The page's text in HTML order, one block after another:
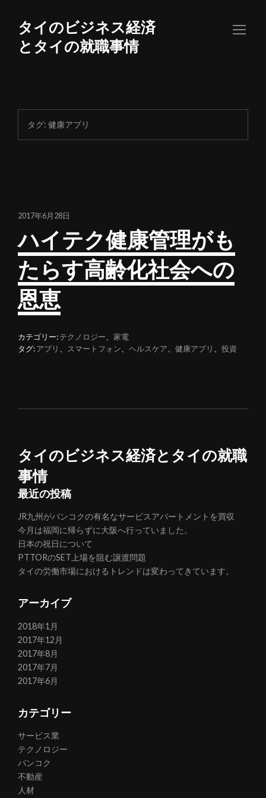
ン
テ
ン
ス
ッ
タイのビジネス経済
とタイの就職事情
タグ: 健康アプリ
2017年6月28日
ハイテク健康管理がも
たらす高齢化社会への
恩恵
カテゴリー: テクノロジー、 家電
タグ: アプリ 、 スマートフォン、 ヘルスケア、 健康アプリ 、 投資
タイのビジネス経済とタイの就職
事情
最近の投稿
JR九州がバンコクの有名なサービスアパートメントを買収
今月は福岡に帰らずに大阪へ行っていました。
日本の祝日について
PTTORのSET上場を阻む譲渡問題
タイの労働市場におけるトレンドは変わってきています。
アーカイブ
2018年1月
2017年12月
2017年8月
2017年7月
2017年6月
カテゴリー
サービス業
テクノロジー
バンコク
不動産
人材